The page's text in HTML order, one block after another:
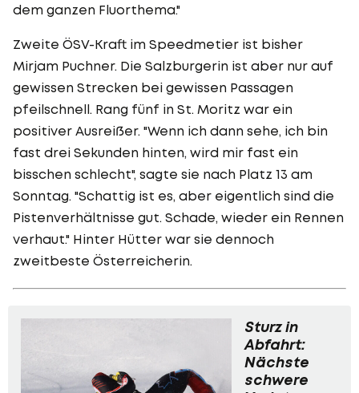
dem ganzen Fluorthema."
Zweite ÖSV-Kraft im Speedmetier ist bisher
Mirjam Puchner. Die Salzburgerin ist aber nur auf
gewissen Strecken bei gewissen Passagen
pfeilschnell. Rang fünf in St. Moritz war ein
positiver Ausreißer. "Wenn ich dann sehe, ich bin
fast drei Sekunden hinten, wird mir fast ein
bisschen schlecht", sagte sie nach Platz 13 am
Sonntag. "Schattig ist es, aber eigentlich sind die
Pistenverhältnisse gut. Schade, wieder ein Rennen
verhaut." Hinter Hütter war sie dennoch
zweitbeste Österreicherin.
Sturz in
Abfahrt:
Nächste
schwere